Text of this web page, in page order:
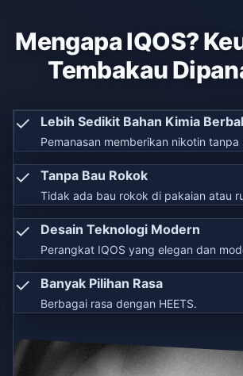
Mengapa IQOS?
Tembakau
✓ Lebih Sedikit Bahan Kimia
Pemanasan memberikan nikotin
✓ Tanpa Bau Rokok
Tidak ada bau rokok di pakaian atau
✓ Desain Teknologi Modern
Perangkat IQOS yang elegan dan
✓ Banyak Pilihan Rasa
Berbagai rasa dengan HEETS.